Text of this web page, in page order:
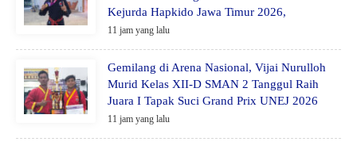
Kejurda Hapkido Jawa Timur 2026,
11 jam yang lalu
Gemilang di Arena Nasional, Vijai Nurulloh
Murid Kelas XII-D SMAN 2 Tanggul Raih
Juara I Tapak Suci Grand Prix UNEJ 2026
11 jam yang lalu